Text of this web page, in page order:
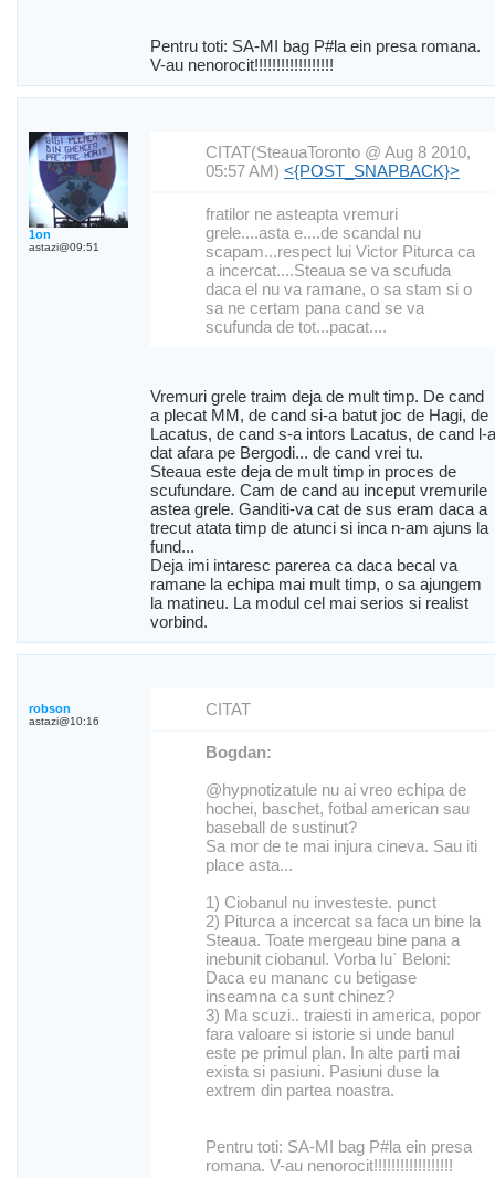
Pentru toti: SA-MI bag P#la ein presa romana.
V-au nenorocit!!!!!!!!!!!!!!!!!!
1on
astazi@09:51
CITAT(SteauaToronto @ Aug 8 2010,
05:57 AM) <{POST_SNAPBACK}>
fratilor ne asteapta vremuri
grele....asta e....de scandal nu
scapam...respect lui Victor Piturca ca
a incercat....Steaua se va scufuda
daca el nu va ramane, o sa stam si o
sa ne certam pana cand se va
scufunda de tot...pacat....
Vremuri grele traim deja de mult timp. De cand
a plecat MM, de cand si-a batut joc de Hagi, de
Lacatus, de cand s-a intors Lacatus, de cand l-a
dat afara pe Bergodi... de cand vrei tu.
Steaua este deja de mult timp in proces de
scufundare. Cam de cand au inceput vremurile
astea grele. Ganditi-va cat de sus eram daca a
trecut atata timp de atunci si inca n-am ajuns la
fund...
Deja imi intaresc parerea ca daca becal va
ramane la echipa mai mult timp, o sa ajungem
la matineu. La modul cel mai serios si realist
vorbind.
robson
astazi@10:16
CITAT
Bogdan:
@hypnotizatule nu ai vreo echipa de
hochei, baschet, fotbal american sau
baseball de sustinut?
Sa mor de te mai injura cineva. Sau iti
place asta...
1) Ciobanul nu investeste. punct
2) Piturca a incercat sa faca un bine la
Steaua. Toate mergeau bine pana a
inebunit ciobanul. Vorba lu` Beloni:
Daca eu mananc cu betigase
inseamna ca sunt chinez?
3) Ma scuzi.. traiesti in america, popor
fara valoare si istorie si unde banul
este pe primul plan. In alte parti mai
exista si pasiuni. Pasiuni duse la
extrem din partea noastra.
Pentru toti: SA-MI bag P#la ein presa
romana. V-au nenorocit!!!!!!!!!!!!!!!!!!